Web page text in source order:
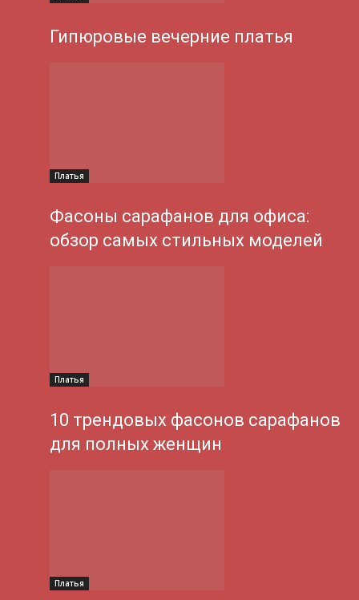
Гипюровые вечерние платья
Платья
Фасоны сарафанов для офиса:
обзор самых стильных моделей
Платья
10 трендовых фасонов сарафанов
для полных женщин
Платья